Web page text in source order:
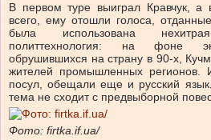
В первом туре выиграл Кравчук, а
всего, ему отошли голоса,
была использована
политтехнология: на фоне
обрушившихся на страну в 90-х,
жителей промышленных регионов.
посул, обещали еще и русский
тема не сходит с предвыборной
Фото: firtka.if.ua/